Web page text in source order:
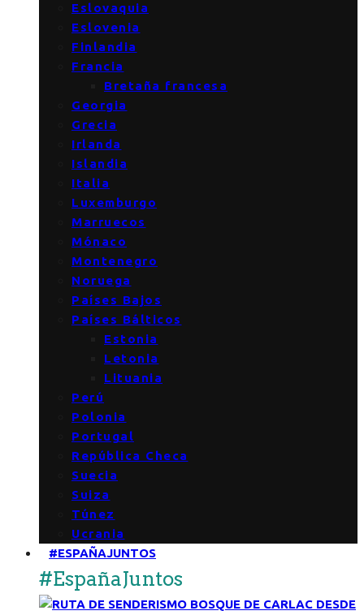
Eslovaquia
Eslovenia
Finlandia
Francia
Bretaña francesa
Georgia
Grecia
Irlanda
Islandia
Italia
Luxemburgo
Marruecos
Mónaco
Montenegro
Noruega
Países Bajos
Países Bálticos
Estonia
Letonia
Lituania
Perú
Polonia
Portugal
República Checa
Suecia
Suiza
Túnez
Ucrania
#ESPAÑAJUNTOS
#EspañaJuntos